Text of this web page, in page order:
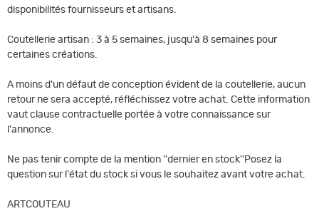
disponibilités fournisseurs et artisans.
Coutellerie artisan : 3 à 5 semaines, jusqu'à 8 semaines pour
certaines créations.
A moins d'un défaut de conception évident de la coutellerie, aucun
retour ne sera accepté, réfléchissez votre achat. Cette information
vaut clause contractuelle portée à votre connaissance sur
l'annonce.
Ne pas tenir compte de la mention ''dernier en stock''Posez la
question sur l'état du stock si vous le souhaitez avant votre achat.
ARTCOUTEAU